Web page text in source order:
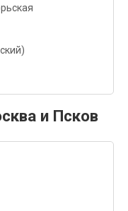
и Псков